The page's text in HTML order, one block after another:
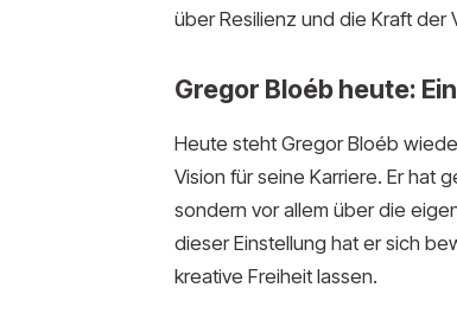
über Resilienz und die Kraft der
Gregor Bloéb heute:
Heute steht Gregor Bloéb
Vision für seine Karriere. Er hat
sondern vor allem über die
dieser Einstellung hat er sich
kreative Freiheit lassen.